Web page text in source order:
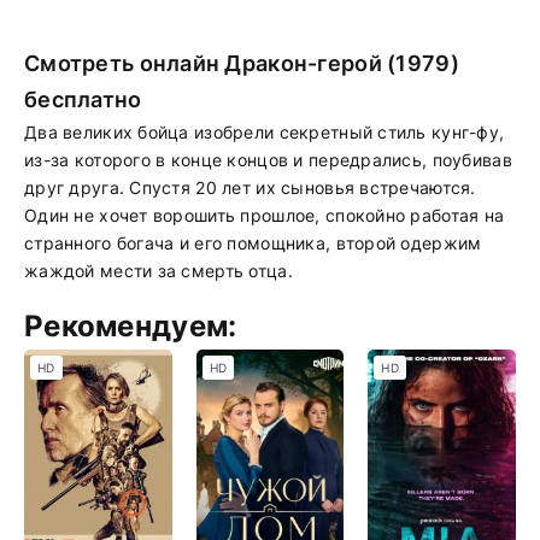
Смотреть онлайн Дракон-герой (1979)
бесплатно
Два великих бойца изобрели секретный стиль кунг-фу,
из-за которого в конце концов и передрались, поубивав
друг друга. Спустя 20 лет их сыновья встречаются.
Один не хочет ворошить прошлое, спокойно работая на
странного богача и его помощника, второй одержим
жаждой мести за смерть отца.
Рекомендуем:
HD HD HD